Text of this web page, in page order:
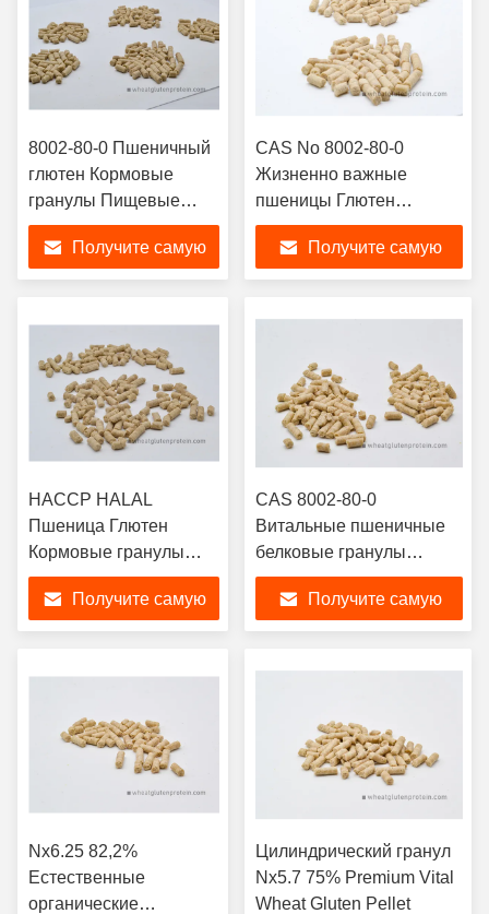
8002-80-0 Пшеничный
глютен Кормовые
гранулы Пищевые
добавки для
производства кормов
для водных животных
Получите самую
CAS No 8002-80-0
Жизненно важные
пшеницы Глютен
оптовые гранулы
Кормовые добавки
Получите самую
HACCP HALAL
Пшеница Глютен
Кормовые гранулы
Белковые добавки
питанияПолучите самую
CAS 8002-80-0
Витальные пшеничные
белковые гранулы
Кормовая добавка для
аквакультуры
Получите самую
Nx6.25 82,2%
Естественные
органические
Цилиндрический гранул
Nx5.7 75% Premium Vital
Wheat Gluten Pellet